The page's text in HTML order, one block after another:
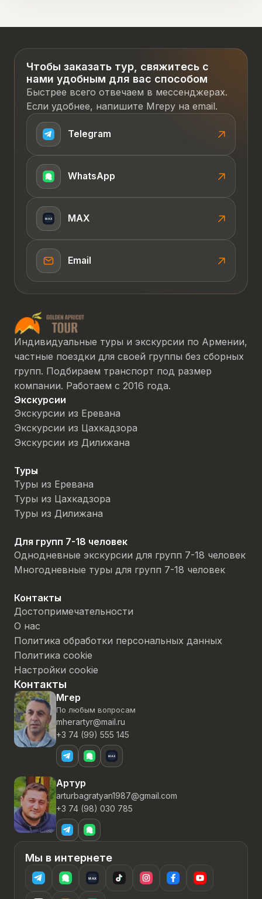
Индивидуальные туры и экскурсии по Армении,
частные поездки для своей группы без сборных
групп. Подбираем транспорт под размер
компании. Работаем с 2016 года.
Экскурсии
Экскурсии из Еревана
Экскурсии из Цахкадзора
Экскурсии из Дилижана
Туры
Туры из Еревана
Туры из Цахкадзора
Туры из Дилижана
Для групп 7-18 человек
Однодневные экскурсии для групп 7-18 человек
Многодневные туры для групп 7-18 человек
Контакты
Достопримечательности
О нас
Политика обработки персональных данных
Политика cookie
Настройки cookie
Контакты
Мгер
По любым вопросам
mherartyr@mail.ru
+3 74 (99) 555 145
Артур
arturbagratyan1987@gmail.com
+3 74 (98) 030 785
Мы в интернете
Чтобы заказать тур, свяжитесь с
нами удобным для вас способом
Быстрее всего отвечаем в мессенджерах.
Если удобнее, напишите Мгеру на email.
Telegram
WhatsApp
MAX
Email